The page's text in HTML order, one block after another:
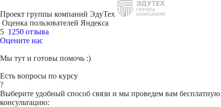
Проект группы компаний ЭдуТех
Оценка пользователей Яндекса
5 1250 отзыва
Оцените нас
Мы тут и готовы помочь :)
Есть вопросы по курсу
?
Выберите удобный способ связи и мы проведем вам бесплатную
консультацию: